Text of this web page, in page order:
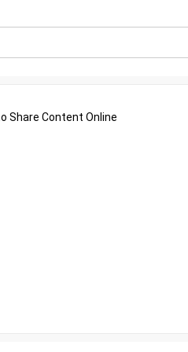
Share Content Online